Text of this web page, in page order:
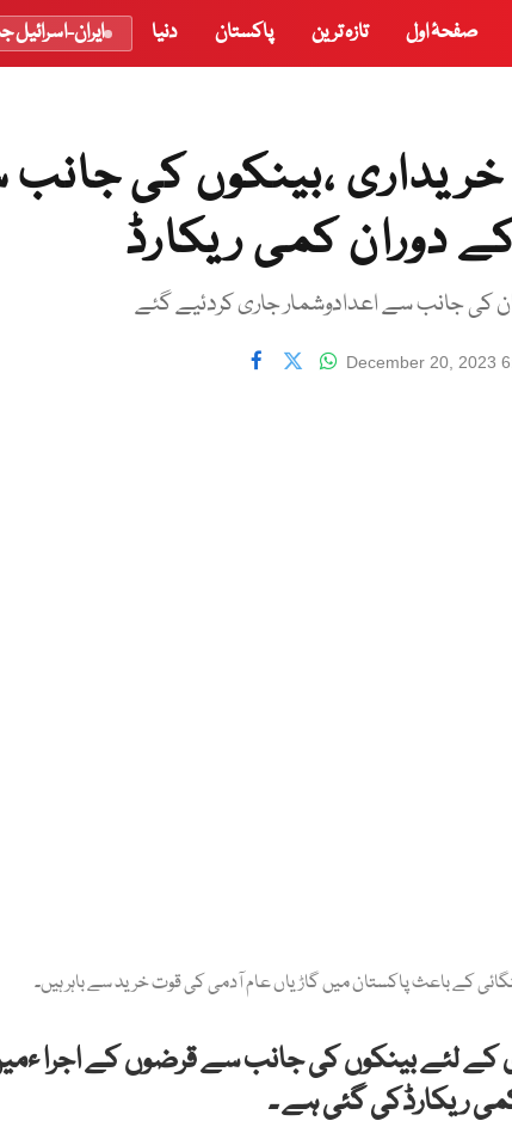
صفحۂ اول تازہ ترین پاکستان دنیا ایران-
،بینکوں کی
دوران کمی ریکارڈ
کی جانب سے اعدادوشمار جاری کردئیے گئے
December 20, 2023
کے باعث پاکستان میں گاڑیاں عام آدمی کی قوت خرید سے باہر ہیں۔
لئے بینکوں کی جانب سے قرضوں کے اجرا ءمیں